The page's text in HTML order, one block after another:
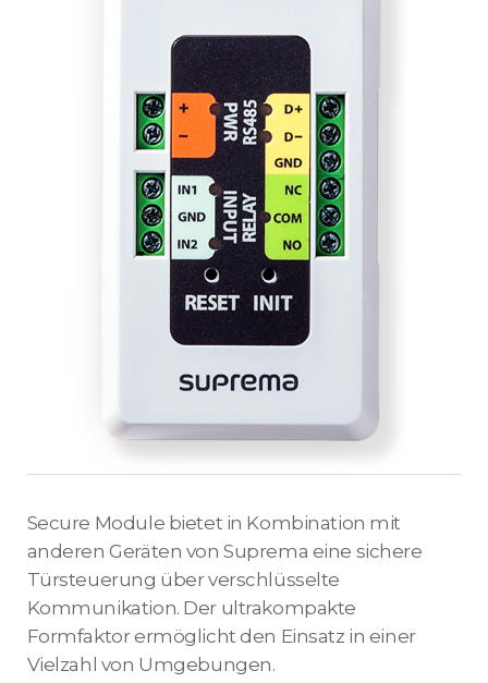
Secure Module bietet in Kombination mit
anderen Geräten von Suprema eine sichere
Türsteuerung über verschlüsselte
Kommunikation. Der ultrakompakte
Formfaktor ermöglicht den Einsatz in einer
Vielzahl von Umgebungen.